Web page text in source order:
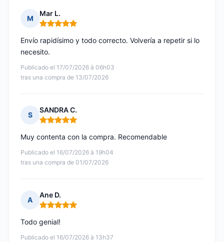
M
Mar L.
Nota: 5 de 5
Publicado el 17/07/2026 à 06h03
tras una compra de 13/07/2026
Envío rapidísimo y todo correcto. Volvería a repetir si lo
necesito.
S
SANDRA C.
Nota: 5 de 5
Publicado el 16/07/2026 à 19h04
tras una compra de 01/07/2026
Muy contenta con la compra. Recomendable
A
Ane D.
Nota: 5 de 5
Publicado el 16/07/2026 à 13h37
Todo genial!